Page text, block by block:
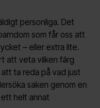
personliga. Det
som får oss att
– eller extra lite.
att veta vilken färg
att ta reda på vad just
saken genom en
helt annat